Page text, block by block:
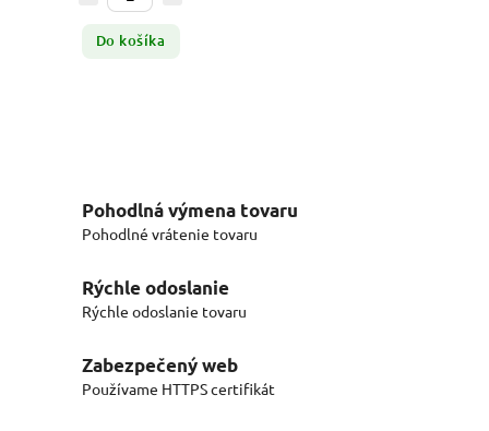
Do košíka
Pohodlná výmena tovaru
Pohodlné vrátenie tovaru
Rýchle odoslanie
Rýchle odoslanie tovaru
Zabezpečený web
Používame HTTPS certifikát